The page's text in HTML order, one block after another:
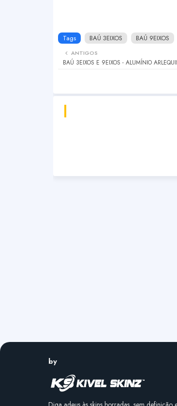
Tags BAÚ 3EIXOS BAÚ 9EIXOS
ANTIGOS
BAÚ 3EIXOS E 9EIXOS - ALUMÍNIO
by